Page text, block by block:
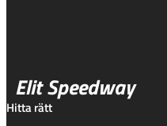
Elit Speedway
Hitta rätt